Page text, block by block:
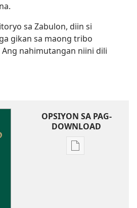
sa Zabulon, diin si
gikan sa maong tribo
Ang nahimutangan niini dili
OPSIYON SA PAG-
DOWNLOAD
Opsiyon